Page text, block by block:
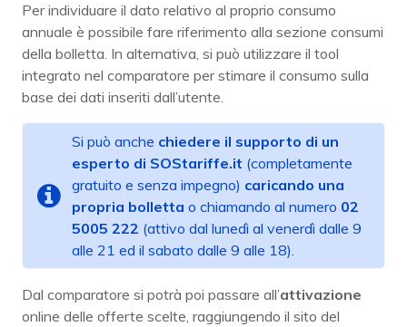
Per individuare il dato relativo al proprio consumo
annuale è possibile fare riferimento alla sezione consumi
della bolletta. In alternativa, si può utilizzare il tool
integrato nel comparatore per stimare il consumo sulla
base dei dati inseriti dall’utente.
Si può anche chiedere il supporto di un
esperto di SOStariffe.it (completamente
gratuito e senza impegno) caricando una
propria bolletta o chiamando al numero 02
5005 222 (attivo dal lunedì al venerdì dalle 9
alle 21 ed il sabato dalle 9 alle 18).
Dal comparatore si potrà poi passare all’attivazione
online delle offerte scelte, raggiungendo il sito del